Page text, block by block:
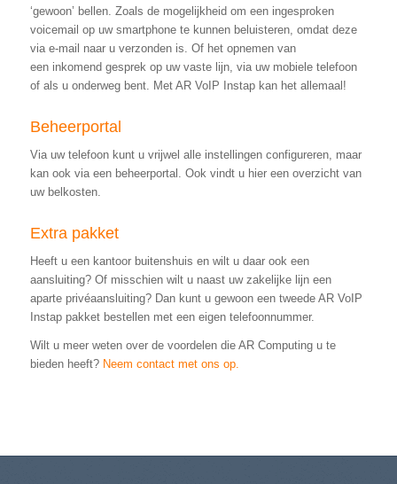
‘gewoon’ bellen. Zoals de mogelijkheid om een ingesproken
voicemail op uw smartphone te kunnen beluisteren, omdat deze
via e-mail naar u verzonden is. Of het opnemen van
een inkomend gesprek op uw vaste lijn, via uw mobiele telefoon
of als u onderweg bent. Met AR VoIP Instap kan het allemaal!
Beheerportal
Via uw telefoon kunt u vrijwel alle instellingen configureren, maar
kan ook via een beheerportal. Ook vindt u hier een overzicht van
uw belkosten.
Extra pakket
Heeft u een kantoor buitenshuis en wilt u daar ook een
aansluiting? Of misschien wilt u naast uw zakelijke lijn een
aparte privéaansluiting? Dan kunt u gewoon een tweede AR VoIP
Instap pakket bestellen met een eigen telefoonnummer.
Wilt u meer weten over de voordelen die AR Computing u te
bieden heeft? Neem contact met ons op.